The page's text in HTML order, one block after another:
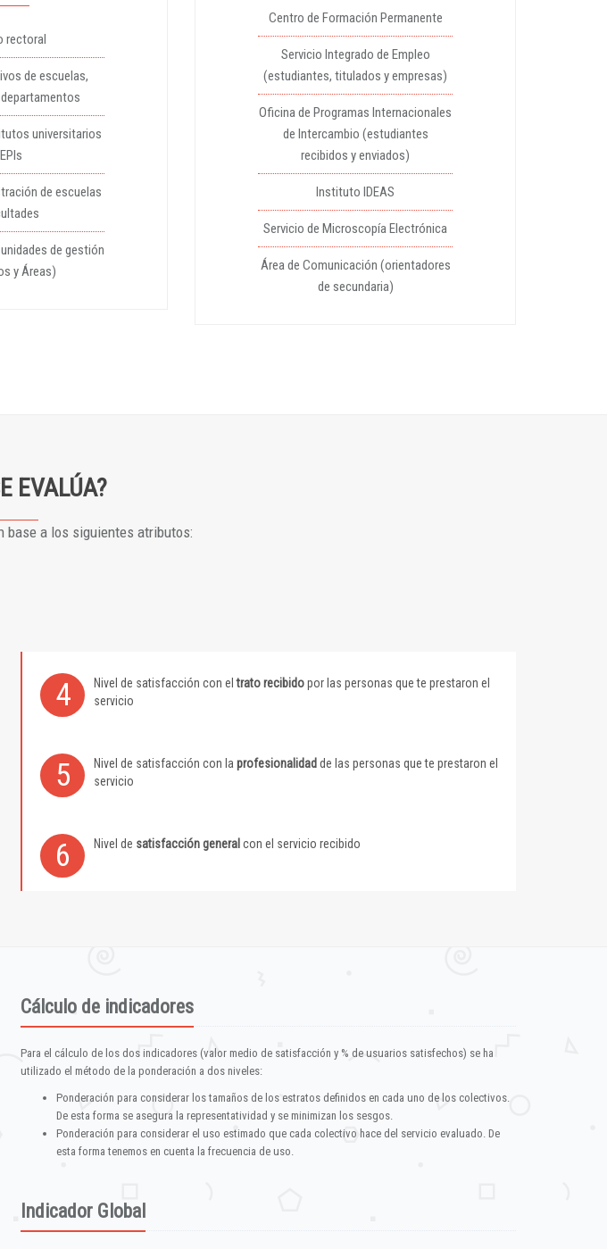
rectoral
de escuelas,
universitarios
de escuelas
de gestión
y Áreas)
Centro de Formación Permanente
Servicio Integrado de Empleo
(estudiantes, titulados y empresas)
Oficina de Programas Internacionales
de Intercambio (estudiantes
recibidos y enviados)
Instituto IDEAS
Servicio de Microscopía Electrónica
Área de Comunicación (orientadores
de secundaria)
EVALÚA?
base a los siguientes atributos:
4 Nivel de satisfacción con eltrato recibidopor las personas que te prestaron el
servicio
5 Nivel de satisfacción con la profesionalidad de las personas que te prestaron el
servicio
6 Nivel de satisfacción general con el servicio recibido
Cálculo de indicadores
Para el cálculo de los dos indicadores (valor medio de satisfacción y % de usuarios satisfechos) se ha
utilizado el método de la ponderación a dos niveles:
Ponderación para considerar los tamaños de los estratos definidos en cada uno de los colectivos.
De esta forma se asegura la representatividad y se minimizan los sesgos.
Ponderación para considerar el uso estimado que cada colectivo hace del servicio evaluado. De
esta forma tenemos en cuenta la frecuencia de uso.
Indicador Global